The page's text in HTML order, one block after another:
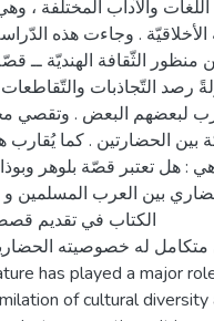
اللّغات والآداب المختلفة
. وجاءت هذه
الثّقافة الهنديّة ــ
رصد التّجاذبات
لبعضهم البعض . وتقصي
بين الحضارتين . كما يُقارب
: هل تعتبر قصّة بلوهر
بين العرب المسلمين و
الكتاب في تقديم
له خصوصيته
has played a major
of cultural